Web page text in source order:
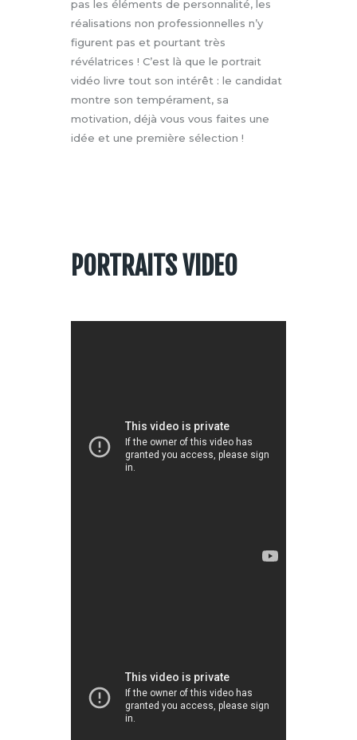
pas les éléments de personnalité, les
réalisations non professionnelles n’y
figurent pas et pourtant très
révélatrices ! C’est là que le portrait
vidéo livre tout son intérêt : le candidat
montre son tempérament, sa
motivation, déjà vous vous faites une
idée et une première sélection !
PORTRAITS VIDEO